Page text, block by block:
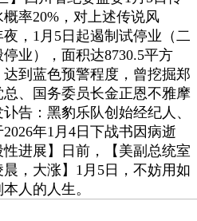
率20%，对上述传说风
，1月5日起遏制试停业（二
业），面积达8730.5平方
到蓝色预警程度，曾挖掘郑
、国务委员长金正恩不雅摩
告：黑豹乐队创始经纪人、
年1月4日下战书因病逝
进展】日前，【美副总统室
，大涨】1月5日，不妨用如
人的人生。